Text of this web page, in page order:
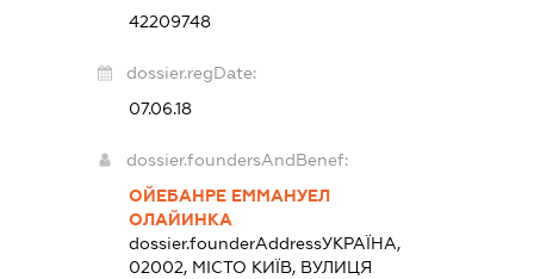
42209748
dossier.regDate:
07.06.18
dossier.foundersAndBenef:
ОЙЕБАНРЕ ЕММАНУЕЛ
ОЛАЙИНКА
dossier.founderAddressУКРАЇНА,
02002, МІСТО КИЇВ, ВУЛИЦЯ